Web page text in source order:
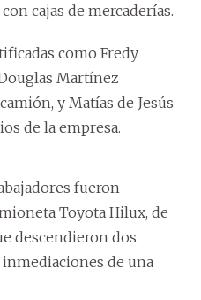
cajas de mercaderías.
como Fredy
Martínez
y Matías de Jesús
de la empresa.
fueron
Toyota Hilux, de
descendieron dos
de una